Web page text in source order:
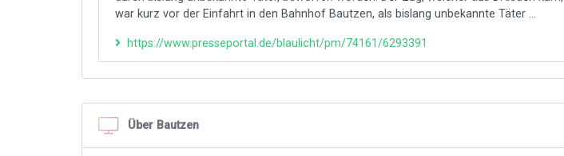
war kurz vor der Einfahrt in den Bahnhof Bautzen, als bislang unbekannte Täter ...
https://www.presseportal.de/blaulicht/pm/74161/6293391
Über Bautzen